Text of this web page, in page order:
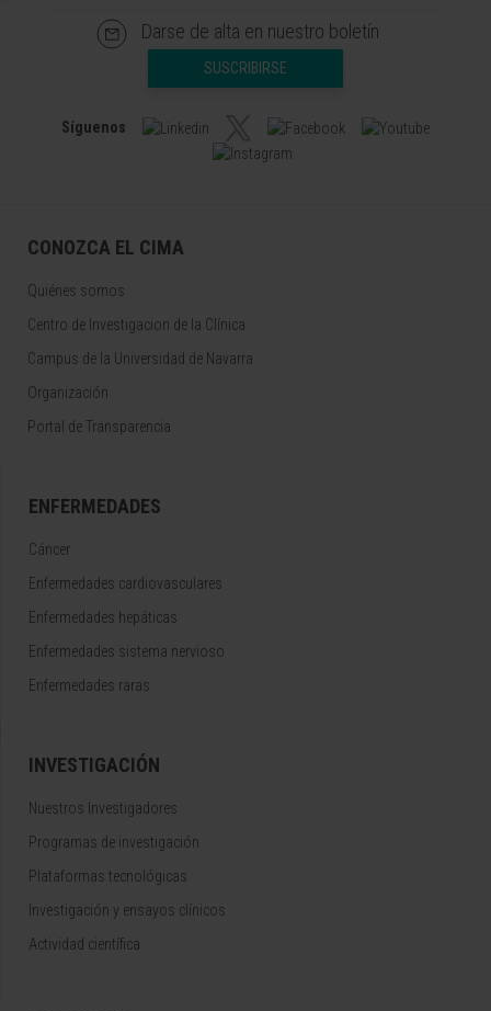
Darse de alta en nuestro boletín
SUSCRIBIRSE
Síguenos
CONOZCA EL CIMA
Quiénes somos
Centro de Investigacion de la Clínica
Campus de la Universidad de Navarra
Organización
Portal de Transparencia
ENFERMEDADES
Cáncer
Enfermedades cardiovasculares
Enfermedades hepáticas
Enfermedades sistema nervioso
Enfermedades raras
INVESTIGACIÓN
Nuestros Investigadores
Programas de investigación
Plataformas tecnológicas
Investigación y ensayos clínicos
Actividad científica